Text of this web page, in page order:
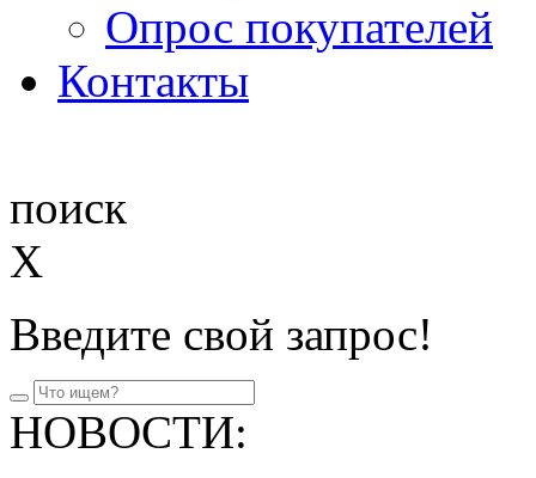
Опрос покупателей
Контакты
поиск
X
Введите свой запрос!
НОВОСТИ: